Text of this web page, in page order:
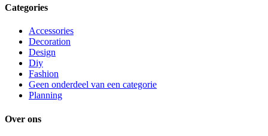
Categories
Accessories
Decoration
Design
Diy
Fashion
Geen onderdeel van een categorie
Planning
Over ons